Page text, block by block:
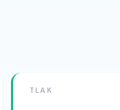
TLAK